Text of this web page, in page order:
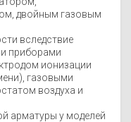
двойным газовым
вследствие
приборами
ионизации
газовыми
воздуха и
арматуры у моделей